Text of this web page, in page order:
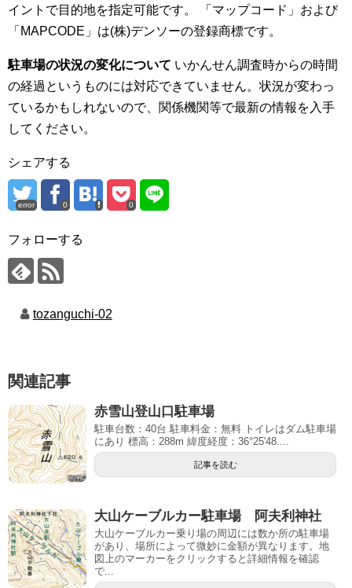
イントで目的地を指定可能です。 「マップコード」および
「MAPCODE」は(株)デンソーの登録商標です。
駐車場の状況の変化について いかんせん調査時からの時間
の経過というものには対応できていません。状況が変わっ
ているかもしれないので、関係機関等で最新の情報を入手
してください。
シェアする
error 0 0
フォローする
tozanguchi-02
関連記事
赤雪山登山口駐車場
駐車台数：40台 駐車料金：無料 トイレはダム駐車場
にあり 標高：288m 緯度経度：36°25'48....
記事を読む
大山ケーブルカー駐車場 阿夫利神社
大山ケーブルカー乗り場の周辺には数か所の駐車場
があり、場所によって微妙に金額が異なります。地
図上のマーカーをクリックすると詳細情報を確認
で...